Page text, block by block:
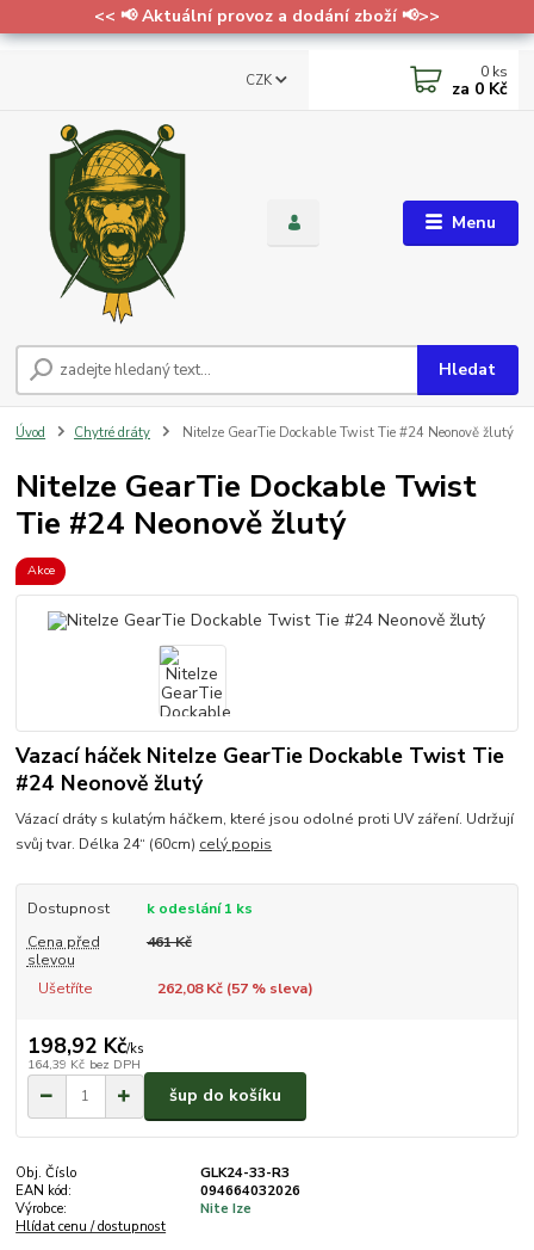
<< 📢 Aktuální provoz a dodání zboží 📢>>
Menu
CZK
Hledat
0 ks
za 0 Kč
Úvod Chytré dráty NiteIze GearTie Dockable Twist Tie #24 Neonově žlutý
NiteIze GearTie Dockable Twist
Tie #24 Neonově žlutý
Akce
Vazací háček NiteIze GearTie Dockable Twist Tie
#24 Neonově žlutý
Vázací dráty s kulatým háčkem, které jsou odolné proti UV záření. Udržují
svůj tvar. Délka 24“ (60cm) celý popis
Dostupnost
k odeslání 1 ks
Cena před
slevou
461 Kč
Ušetříte 262,08 Kč (57% sleva)
198,92 Kč/ks
164,39 Kč bez DPH
šup do košíku
Obj. Číslo
GLK24-33-R3
EAN kód:
094664032026
Výrobce:
Nite Ize
Hlídat cenu / dostupnost